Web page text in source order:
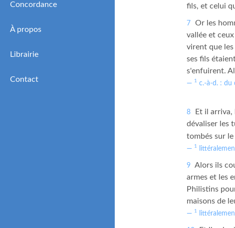
Concordance
À propos
Librairie
Contact
fils, et celui
7
Or les
vallée et
virent que
ses fils
s'enfuirent.
1 c.-à-d. : du
8
Et il
dévaliser les
tombés sur
1
9 Alors ils
armes et les
Philistins
maisons de
1